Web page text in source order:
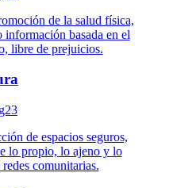
de la salud física,
basada en el
libre de prejuicios.
de espacios seguros,
lo propio, lo ajeno y lo
comunitarias.